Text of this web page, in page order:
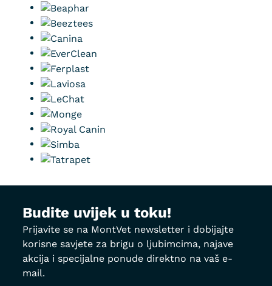
Budite uvijek u toku!
Prijavite se na MontVet newsletter i dobijajte
korisne savjete za brigu o ljubimcima, najave
akcija i specijalne ponude direktno na vaš e-
mail.